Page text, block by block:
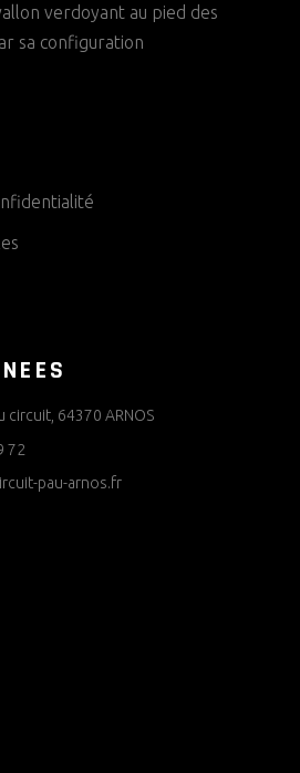
verdoyant au pied des
sa configuration
circuit, 64370 ARNOS
72
pau-arnos.fr